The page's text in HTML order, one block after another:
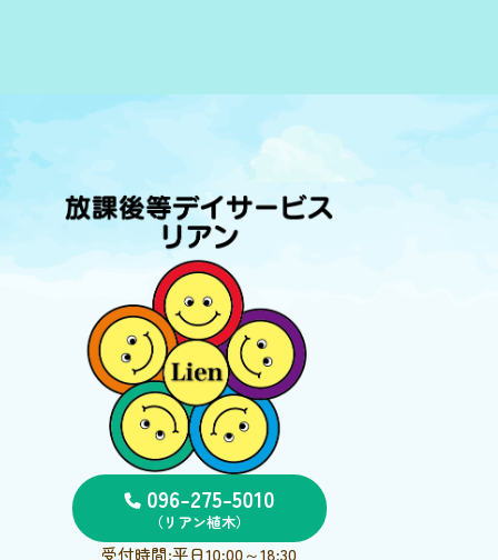
096-275-5010
（リアン植木）
受付時間:平日10:00～18:30